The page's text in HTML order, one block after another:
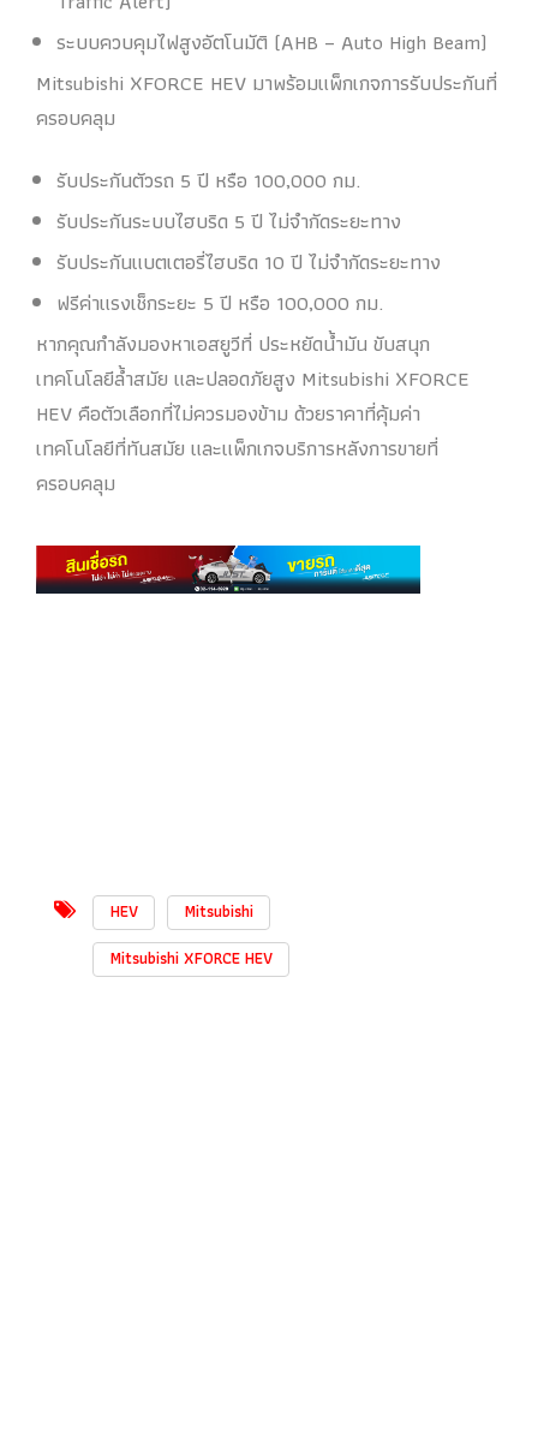
ระบบควบคุมไฟสูงอัตโนมัติ (AHB – Auto High Beam)
Mitsubishi XFORCE HEV มาพร้อมแพ็กเกจการรับประกันที่
ครอบคลุม
รับประกันตัวรถ 5 ปี หรือ 100,000 กม.
รับประกันระบบไฮบริด 5 ปี ไม่จำกัดระยะทาง
รับประกันแบตเตอรี่ไฮบริด 10 ปี ไม่จำกัดระยะทาง
ฟรีค่าแรงเช็กระยะ 5 ปี หรือ 100,000 กม.
หากคุณกำลังมองหาเอสยูวีที่ ประหยัดน้ำมัน ขับสนุก
เทคโนโลยีล้ำสมัย และปลอดภัยสูง Mitsubishi XFORCE
HEV คือตัวเลือกที่ไม่ควรมองข้าม ด้วยราคาที่คุ้มค่า
เทคโนโลยีที่ทันสมัย และแพ็กเกจบริการหลังการขายที่
ครอบคลุม
HEV
Mitsubishi
Mitsubishi XFORCE HEV